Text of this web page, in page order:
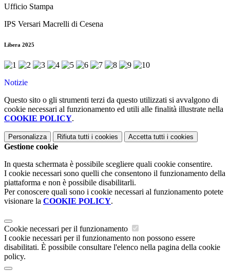
Ufficio Stampa
IPS Versari Macrelli di Cesena
Libera 2025
Notizie
Questo sito o gli strumenti terzi da questo utilizzati si avvalgono di
cookie necessari al funzionamento ed utili alle finalità illustrate nella
COOKIE POLICY.
Personalizza Rifiuta tutti i cookies Accetta tutti i cookies
Gestione cookie
In questa schermata è possibile scegliere quali cookie consentire.
I cookie necessari sono quelli che consentono il funzionamento della
piattaforma e non è possibile disabilitarli.
Per conoscere quali sono i cookie necessari al funzionamento potete
visionare la COOKIE POLICY.
Cookie necessari per il funzionamento
I cookie necessari per il funzionamento non possono essere
disabilitati. È possibile consultare l'elenco nella pagina della cookie
policy.